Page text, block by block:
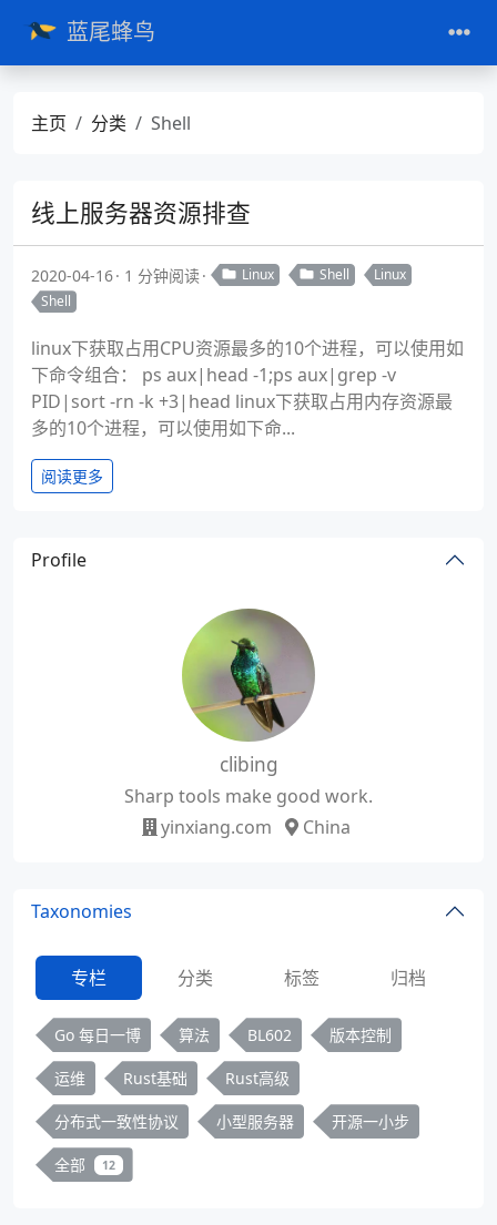
蓝尾蜂鸟
主页 分类 Shell
线上服务器资源排查
2020-04-16 1 分钟阅读 Linux Shell
Linux
Shell
linux下获取占用CPU资源最多的10个进程，可以使用如
下命令组合： ps aux|head -1;ps aux|grep -v
PID|sort -rn -k +3|head linux下获取占用内存资源最
多的10个进程，可以使用如下命...
阅读更多
Profile
clibing
Sharp tools make good work.
yinxiang.com
China
Taxonomies
专栏 分类 标签 归档
Go 每日一博 算法 BL602 版本控制
运维 Rust基础 Rust高级
分布式一致性协议 小型服务器 开源一小步
全部 12